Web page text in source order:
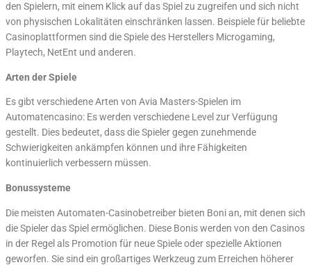
den Spielern, mit einem Klick auf das Spiel zu zugreifen und sich nicht
von physischen Lokalitäten einschränken lassen. Beispiele für beliebte
Casinoplattformen sind die Spiele des Herstellers Microgaming,
Playtech, NetEnt und anderen.
Arten der Spiele
Es gibt verschiedene Arten von Avia Masters-Spielen im
Automatencasino: Es werden verschiedene Level zur Verfügung
gestellt. Dies bedeutet, dass die Spieler gegen zunehmende
Schwierigkeiten ankämpfen können und ihre Fähigkeiten
kontinuierlich verbessern müssen.
Bonussysteme
Die meisten Automaten-Casinobetreiber bieten Boni an, mit denen sich
die Spieler das Spiel ermöglichen. Diese Bonis werden von den Casinos
in der Regel als Promotion für neue Spiele oder spezielle Aktionen
geworfen. Sie sind ein großartiges Werkzeug zum Erreichen höherer